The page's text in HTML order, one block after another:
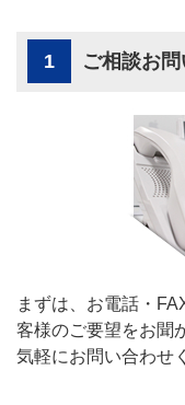
1 ご相談お
まずは、お電話・
客様のご要望をお聞
気軽にお問い合わせ